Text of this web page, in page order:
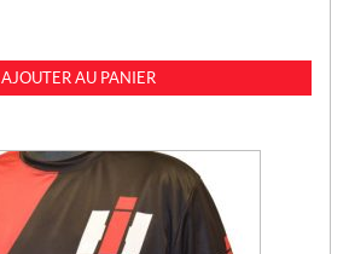
AJOUTER AU PANIER